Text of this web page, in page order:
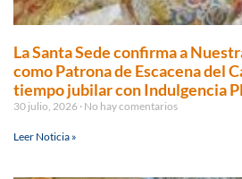
La Santa Sede confirma a
como Patrona de Escacena del
tiempo jubilar con Indulgencia
30 julio, 2026 No hay comentarios
Leer Noticia »